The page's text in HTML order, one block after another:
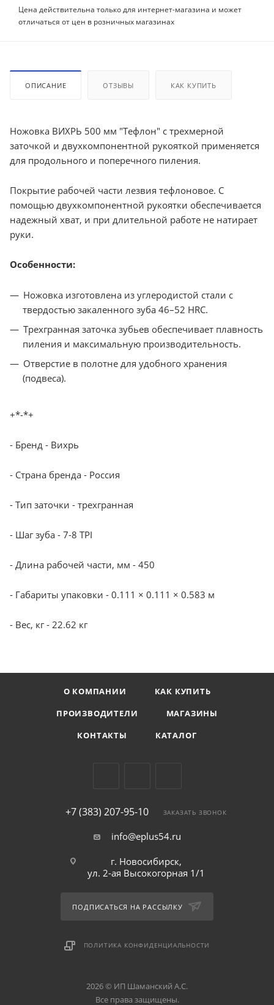
Цена действительна только для интернет-магазина и может
отличаться от цен в розничных магазинах
ОПИСАНИЕ ОТЗЫВЫ КАК КУПИТЬ
Ножовка ВИХРЬ 500 мм "Тефлон" с трехмерной
заточкой и двухкомпонентной рукояткой применяется
для продольного и поперечного пиления.
Покрытие рабочей части лезвия тефлоновое. С
помощью двухкомпонентной рукоятки обеспечивается
надежный хват, и при длительной работе не натирает
руки.
Особенности:
Ножовка изготовлена из углеродистой стали с
твердостью закаленного зуба 46–52 HRС.
Трехгранная заточка зубьев обеспечивает плавность
пиления и максимальную производительность.
Отверстие в полотне для удобного хранения
(подвеса).
+*-*+
- Бренд - Вихрь
- Страна бренда - Россия
- Тип заточки - трехгранная
- Шаг зуба - 7-8 TPI
- Длина рабочей части, мм - 450
- Габариты упаковки - 0.111 × 0.111 × 0.583 м
- Вес, кг - 22.62 кг
О КОМПАНИИ
КАК КУПИТЬ
ПРОИЗВОДИТЕЛИ
МАГАЗИНЫ
КОНТАКТЫ
КАТАЛОГ
+7 (383) 207-95-10 ЗАКАЗАТЬ ЗВОНОК
info@eplus54.ru
г. Новосибирск,
ул. 2-ая Высокогорная 1/1
ПОДПИСАТЬСЯ НА РАССЫЛКУ
ПОЛИТИКА КОНФИДЕНЦИАЛЬНОСТИ
2026 © ИП Шаманский А.С.
Все права защищены.